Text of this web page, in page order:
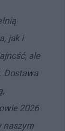
jak i
ale
Dostawa
2026
naszym